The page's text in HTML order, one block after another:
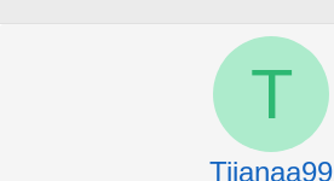
T
Tijanaa99